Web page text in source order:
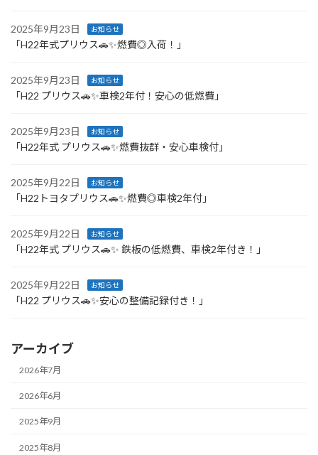
2025年9月23日 お知らせ
「H22年式プリウス🚗✨燃費◎入荷！」
2025年9月23日 お知らせ
「H22 プリウス🚗✨車検2年付！安心の低燃費」
2025年9月23日 お知らせ
「H22年式 プリウス🚗✨燃費抜群・安心車検付」
2025年9月22日 お知らせ
「H22トヨタプリウス🚗✨燃費◎車検2年付」
2025年9月22日 お知らせ
「H22年式 プリウス🚗✨ 鉄板の低燃費、車検2年付き！」
2025年9月22日 お知らせ
「H22 プリウス🚗✨安心の整備記録付き！」
アーカイブ
2026年7月
2026年6月
2025年9月
2025年8月